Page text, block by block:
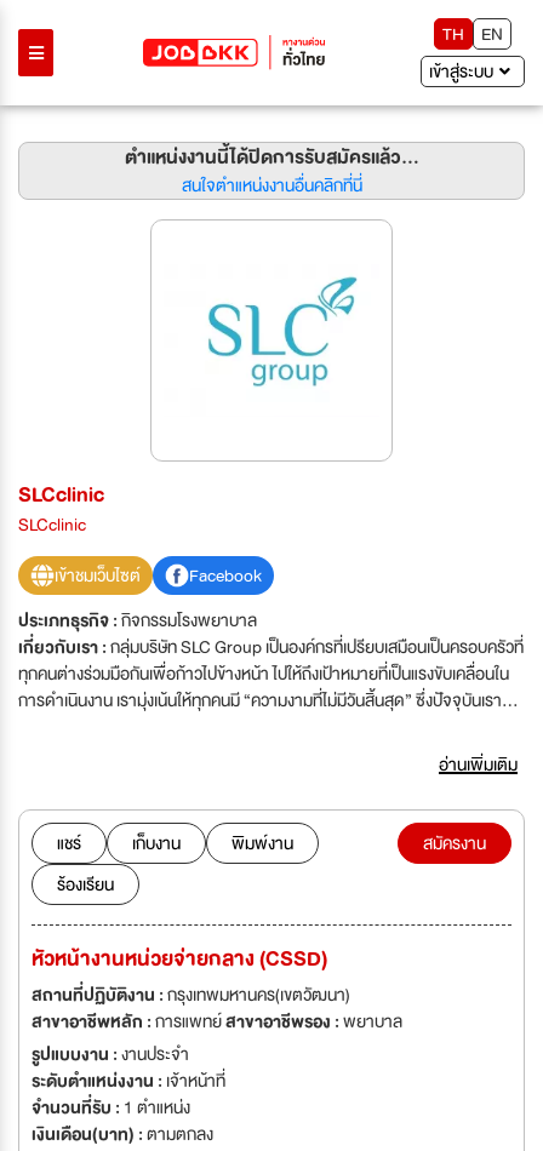
TH
EN
เข้าสู่ระบบ
ตำแหน่งงานนี้ได้ปิดการรับสมัครแล้ว...
สนใจตำแหน่งงานอื่นคลิกที่นี่
SLCclinic
SLCclinic
เข้าชมเว็บไซต์
Facebook
ประเภทธุรกิจ :กิจกรรมโรงพยาบาล
เกี่ยวกับเรา :กลุ่มบริษัท SLC Group เป็นองค์กรที่เปรียบเสมือนเป็นครอบครัวที่
ทุกคนต่างร่วมมือกันเพื่อก้าวไปข้างหน้า ไปให้ถึงเป้าหมายที่เป็นแรงขับเคลื่อนใน
การดำเนินงาน เรามุ่งเน้นให้ทุกคนมี “ความงามที่ไม่มีวันสิ้นสุด” ซึ่งปัจจุบันเรา
Hospital, SLC Clinic, S'rene Clinic, Claire by SLC, Hair Clinique by
SLC และ SLC Inter Lab เรายังไม่หยุดที่จะพัฒนาให้องค์กรเติบโตไปข้างหน้า
อย่างต่อเนื่อง มาร่วมเป็นส่วนหนึ่งของธุรกิจความงามและสุขภาพที่เติบโตอย่าง
ต่อเนื่อง พร้อมโอกาสในการทำงานที่ท้าทายในสภาพแวดล้อมที่หลากหลายเพื่อ
ร่วมสร้างความสำเร็จไปด้วยกัน
อ่านเพิ่มเติม
แชร์ เก็บงาน
พิมพ์งาน
ร้องเรียน
สมัครงาน
หัวหน้างานหน่วยจ่ายกลาง (CSSD)
สถานที่ปฏิบัติงาน :กรุงเทพมหานคร(เขตวัฒนา)
สาขาอาชีพหลัก :การแพทย์สาขาอาชีพรอง :พยาบาล
รูปแบบงาน :งานประจำ
ระดับตำแหน่งงาน : เจ้าหน้าที่
จำนวนที่รับ : 1 ตำแหน่ง
เงินเดือน(บาท) :ตามตกลง